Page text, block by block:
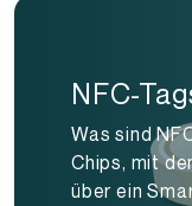
NFC-
Was sind
Chips, mit
über ein